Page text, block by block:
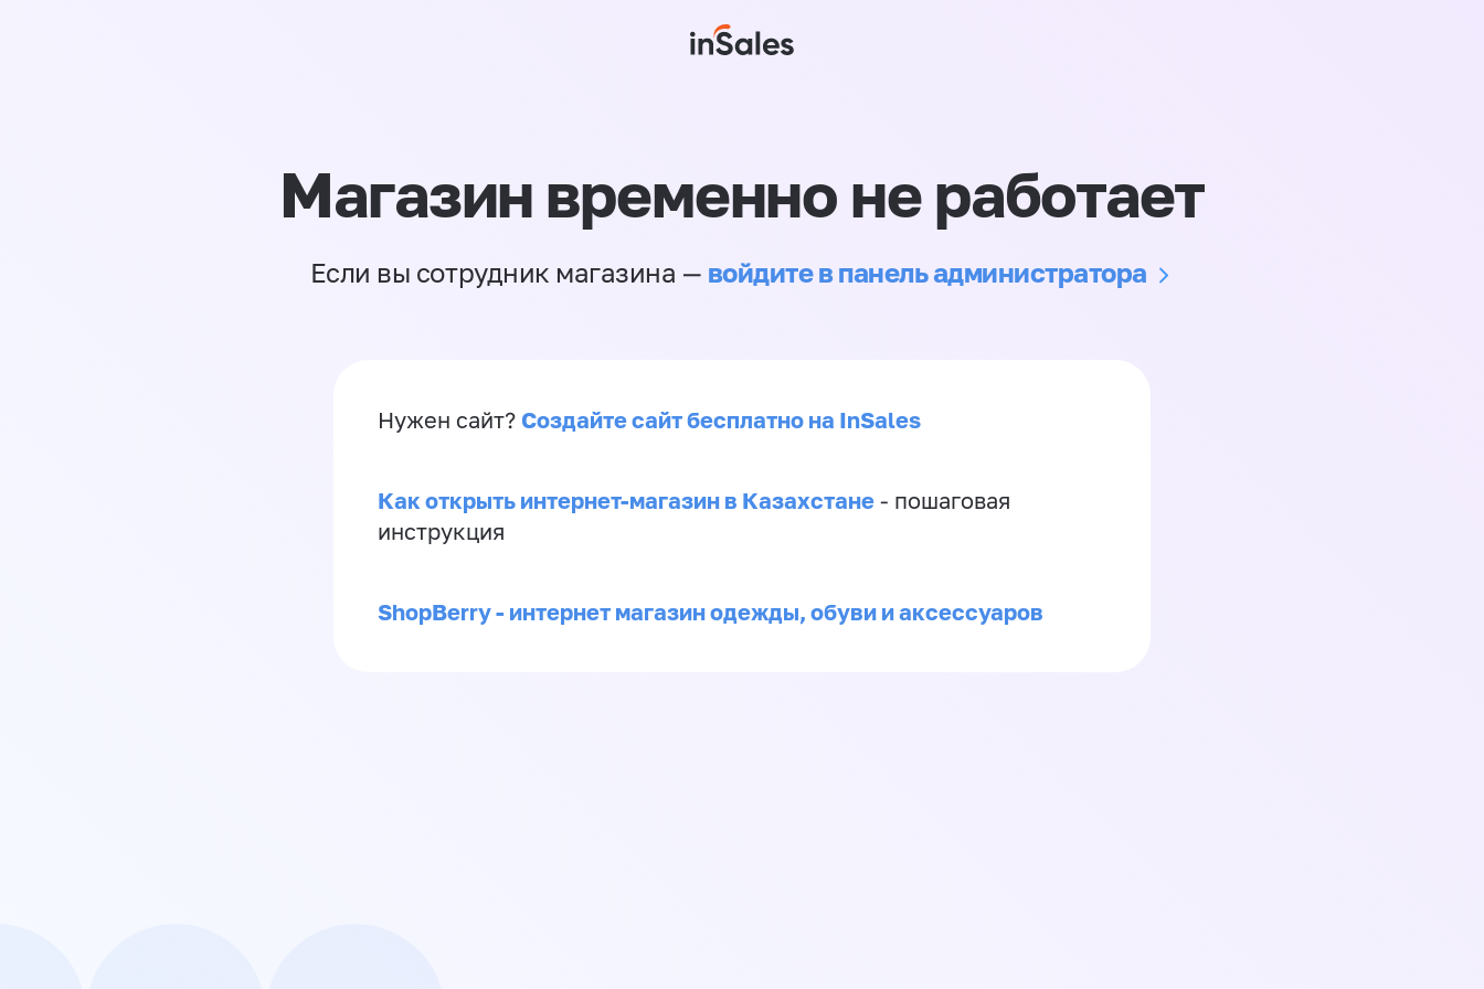
Магазин временно не работает
Если вы сотрудник магазина — войдите в панель администратора
Нужен сайт? Создайте сайт бесплатно на InSales
Как открыть интернет-магазин в Казахстане - пошаговая
инструкция
ShopBerry - интернет магазин одежды, обуви и аксессуаров